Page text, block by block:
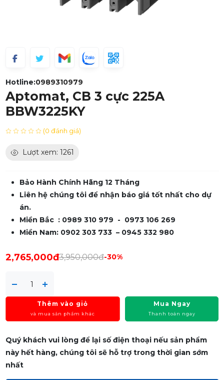
Hotline:0989310979
Aptomat, CB 3 cực 225A
BBW3225KY
(0 đánh giá)
Lượt xem: 1261
Bảo Hành Chính Hãng 12 Tháng
Liên hệ chúng tôi để nhận báo giá tốt nhất cho dự
án.
Miền Bắc : 0989 310 979 - 0973 106 269
Miền Nam: 0902 303 733 – 0945 332 980
2,765,000đ3,950,000đ-30%
Thêm vào giỏ
và mua sản phẩm khác
Mua Ngay
Thanh toán ngay
Quý khách vui lòng để lại số điện thoại nếu sản phẩm
này hết hàng, chúng tôi sẽ hỗ trợ trong thời gian sớm
nhất